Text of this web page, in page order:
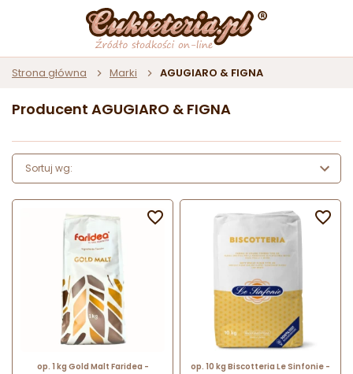
Strona główna Marki AGUGIARO & FIGNA
Producent AGUGIARO & FIGNA
Sortuj wg:
op. 1 kg Gold Malt Faridea -

op. 10 kg Biscotteria Le Sinfonie -
